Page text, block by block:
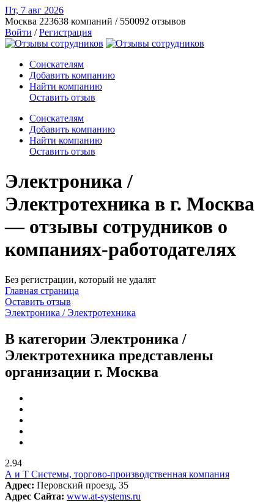
Пт, 7 авг 2026
Москва 223638 компаний / 550092 отзывов
Войти /Регистрация
Соискателям
Добавить компанию
Найти компанию
Оставить отзыв
Соискателям
Добавить компанию
Найти компанию
Оставить отзыв
Электроника /
Электротехника в г. Москва
— отзывы сотрудников о
компаниях-работодателях
Без регистрации, который не удалят
Главная страница
Оставить отзыв
Электроника / Электротехника
В категории Электроника /
Электротехника представлены
организации г. Москва
2.94
А и Т Системы, торгово-производственная компания
Адрес: Перовский проезд, 35
Адрес Сайта: www.at-systems.ru